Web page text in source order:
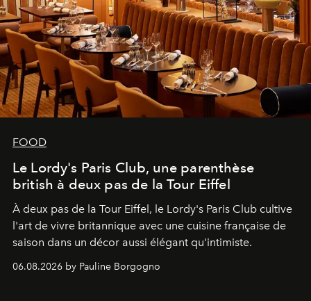
FOOD
Le Lordy's Paris Club, une parenthèse
british à deux pas de la Tour Eiffel
À deux pas de la Tour Eiffel, le Lordy's Paris Club cultive
l'art de vivre britannique avec une cuisine française de
saison dans un décor aussi élégant qu'intimiste.
06.08.2026 by Pauline Borgogno